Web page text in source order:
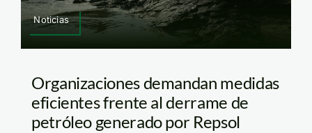
Noticias
Organizaciones demandan medidas
eficientes frente al derrame de
petróleo generado por Repsol